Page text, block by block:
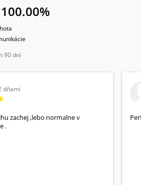
100.00%
90 dní
dňami
zachej ,lebo normalne v
.